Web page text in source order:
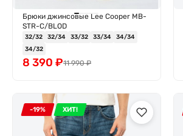
Брюки джинсовые Lee Cooper MB-
STR-C/BLOD
32/32 32/34 33/32 33/34
34/34
34/32
11 990₽
8 390 ₽
-19% ХИТ!